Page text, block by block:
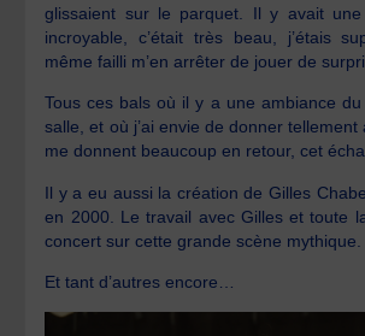
glissaient sur le parquet. Il y avait une
incroyable, c’était très beau, j’étais
même failli m’en arrêter de jouer de
Tous ces bals où il y a une ambiance
salle, et où j’ai envie de donner
me donnent beaucoup en retour, cet
Il y a eu aussi la création de Gilles
en 2000. Le travail avec Gilles et toute
concert sur cette grande scène mythique.
Et tant d’autres encore…